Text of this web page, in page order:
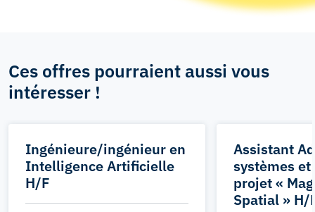
Ces offres pourraient aussi vous
intéresser !
Ingénieure/ingénieur en
Intelligence Artificielle
H/F
Assistant
systèmes
projet «
Spatial » H/